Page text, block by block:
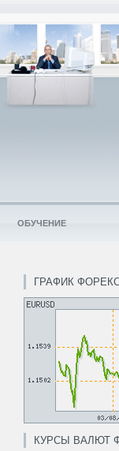
ГРАФИК
КУРСЫ ВАЛЮТ
ОБУЧЕНИЕ